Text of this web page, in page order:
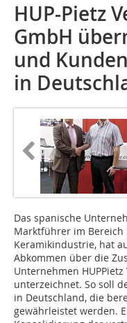
HUP-Pietz
GmbH
und
in
Das spanische
Marktführer im
Keramikindustrie, hat
Abkommen über die
Unternehmen
unterzeichnet. So soll
in Deutschland, die
gewährleistet werden.